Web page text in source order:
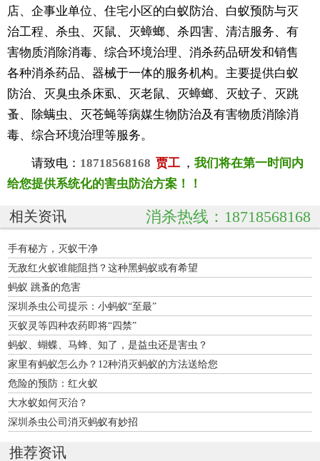
店、企事业单位、住宅小区的白蚁防治、白蚁预防与灭
治工程、杀虫、灭鼠、灭蟑螂、杀四害、清洁服务、有
害物质消除消毒、综合环境治理、消杀药品研发和销售
各种消杀药品、器械于一体的服务机构。主要提供白蚁
防治、灭臭虫杀床虱、灭老鼠、灭蟑螂、灭蚊子、灭跳
蚤、除螨虫、灭苍蝇等病媒生物防治及有害物质消除消
毒、综合环境治理等服务。
请致电： 18718568168 贾工 ， 我们将在第一时间内
给您提供系统化的害虫防治方案！！
相关资讯 消杀热线：18718568168
手有秘方，灭蚁干净
无敌红火蚁谁能阻挡？这种黑蚂蚁或有希望
蚂蚁 跳蚤的危害
深圳杀虫公司提示：小蚂蚁“至最”
灭蚁灵等四种农药即将“四禁”
蚂蚁、蝴蝶、马蜂、知了，是益虫还是害虫？
家里有蚂蚁怎么办？12种消灭蚂蚁的方法送给您
危险的预防：红火蚁
大水蚁如何灭治？
深圳杀虫公司消灭蚂蚁有妙招
推荐资讯